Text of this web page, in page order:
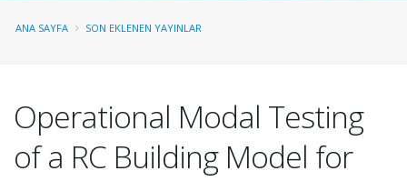
ANA SAYFA SON EKLENEN YAYINLAR
Operational Modal Testing
of a RC Building Model for